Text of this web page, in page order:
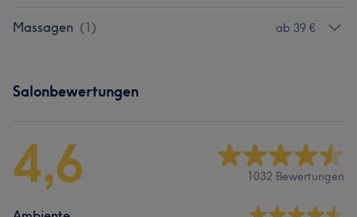
Massagen (1) ab 39 €
Salonbewertungen
4,6 1032 Bewertungen